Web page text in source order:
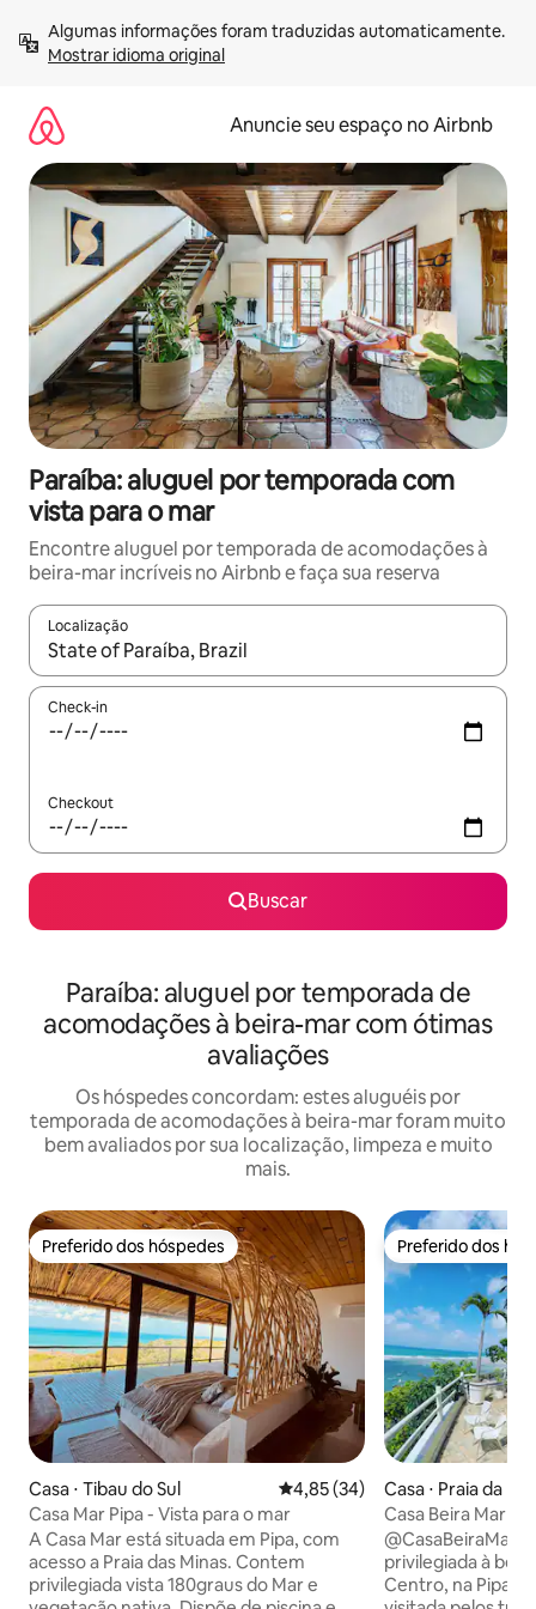
para
Mostrar idioma original
Anuncie seu espaço no Airbnb
Paraíba: aluguel por temporada com
vista para o mar
Encontre aluguel por temporada de acomodações à
beira-mar incríveis no Airbnb e faça sua reserva
Localização
Quando os resultados estiverem disponíveis, explore-os
Check-in
Checkout
Buscar
Paraíba: aluguel por temporada de
acomodações à beira-mar com ótimas
avaliações
Os hóspedes concordam: estes aluguéis por
temporada de acomodações à beira-mar foram muito
bem avaliados por sua localização, limpeza e muito
mais.
Preferido dos hóspedes
Preferido dos hóspedes
Casa ⋅ Tibau do Sul 4,85 de uma avaliação média
4,85 (34)
Casa Mar Pipa - Vista para o mar
A Casa Mar está situada em Pipa, com
acesso a Praia das Minas. Contem
privilegiada vista 180graus do Mar e
Preferido dos
Preferido dos
Casa ⋅ Praia da
Casa Beira Mar
panorâmica]
privilegiada à
Centro, na Pipa.